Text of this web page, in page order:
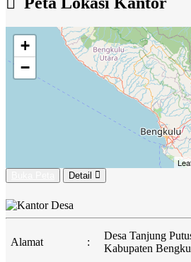
+
−
Detail
Alamat :
Desa Tanjung
Kabupaten